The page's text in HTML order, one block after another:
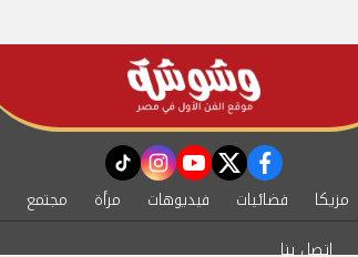
facebook
twitter
youtube
instagram
tiktok
مزيكا فضائيات فيديوهات مرأة مجتمع
اتصل بنا